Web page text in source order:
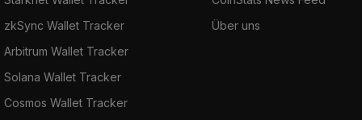
zkSync Wallet Tracker
Arbitrum Wallet Tracker
Solana Wallet Tracker
Cosmos Wallet Tracker
Über uns